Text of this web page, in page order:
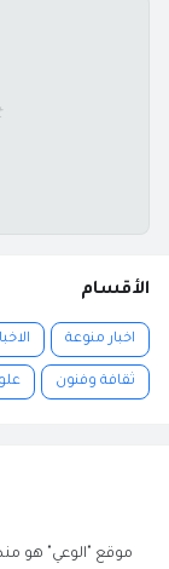
الأقسام
اخبار منوعة
ثقافة وفنون
موقع "الوعي" هو